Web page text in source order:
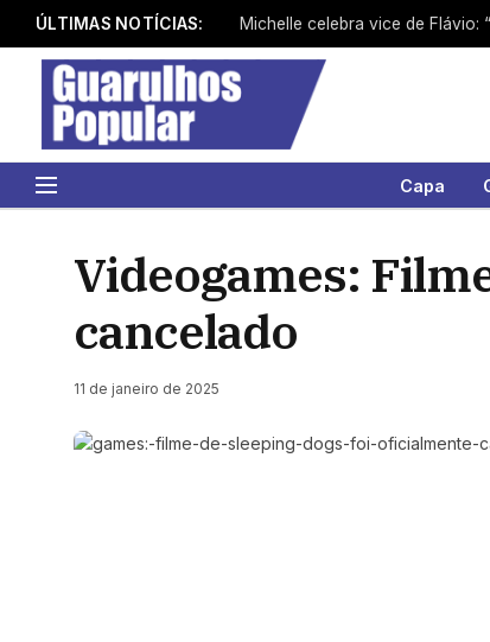
ÚLTIMAS NOTÍCIAS: Michelle celebra vice de Flávio:
Capa
Videogames:
cancelado
11 de janeiro de 2025